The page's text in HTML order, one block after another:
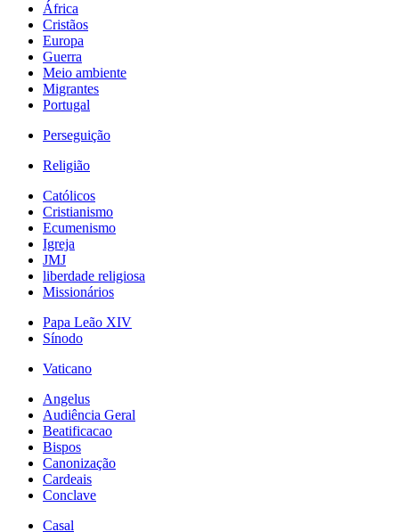
África
Cristãos
Europa
Guerra
Meio ambiente
Migrantes
Portugal
Perseguição
Religião
Católicos
Cristianismo
Ecumenismo
Igreja
JMJ
liberdade religiosa
Missionários
Papa Leão XIV
Sínodo
Vaticano
Angelus
Audiência Geral
Beatificacao
Bispos
Canonização
Cardeais
Conclave
Casal